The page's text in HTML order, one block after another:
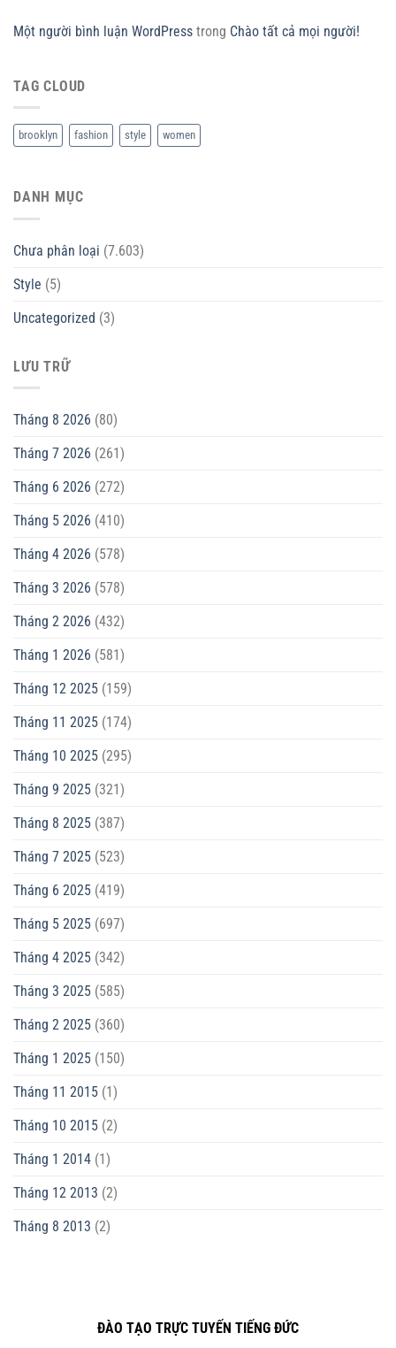
Một người bình luận WordPress trong Chào tất cả mọi người!
TAG CLOUD
brooklyn fashion style women
DANH MỤC
Chưa phân loại (7.603)
Style (5)
Uncategorized (3)
LƯU TRỮ
Tháng 8 2026 (80)
Tháng 7 2026 (261)
Tháng 6 2026 (272)
Tháng 5 2026 (410)
Tháng 4 2026 (578)
Tháng 3 2026 (578)
Tháng 2 2026 (432)
Tháng 1 2026 (581)
Tháng 12 2025 (159)
Tháng 11 2025 (174)
Tháng 10 2025 (295)
Tháng 9 2025 (321)
Tháng 8 2025 (387)
Tháng 7 2025 (523)
Tháng 6 2025 (419)
Tháng 5 2025 (697)
Tháng 4 2025 (342)
Tháng 3 2025 (585)
Tháng 2 2025 (360)
Tháng 1 2025 (150)
Tháng 11 2015 (1)
Tháng 10 2015 (2)
Tháng 1 2014 (1)
Tháng 12 2013 (2)
Tháng 8 2013 (2)
ĐÀO TẠO TRỰC TUYẾN TIẾNG ĐỨC